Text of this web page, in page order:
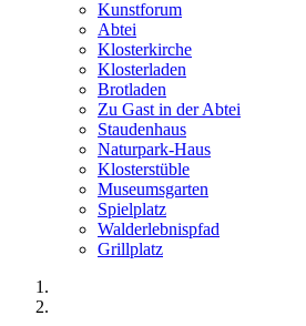
Kunstforum
Abtei
Klosterkirche
Klosterladen
Brotladen
Zu Gast in der Abtei
Staudenhaus
Naturpark-Haus
Klosterstüble
Museumsgarten
Spielplatz
Walderlebnispfad
Grillplatz